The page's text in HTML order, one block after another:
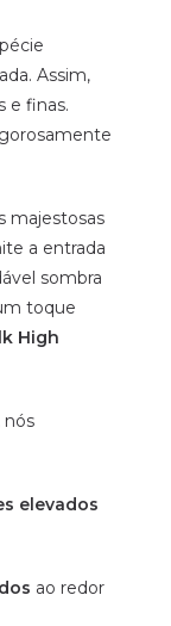
Assim,
e finas.
majestosas
a entrada
sombra
toque
High
nós
elevados
ao redor